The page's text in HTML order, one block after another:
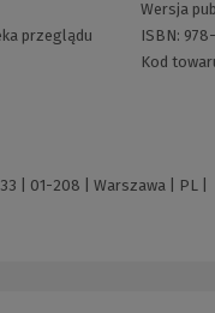
przeglądu
Wersja
ISBN:
Kod
| 01-208 | Warszawa | PL |